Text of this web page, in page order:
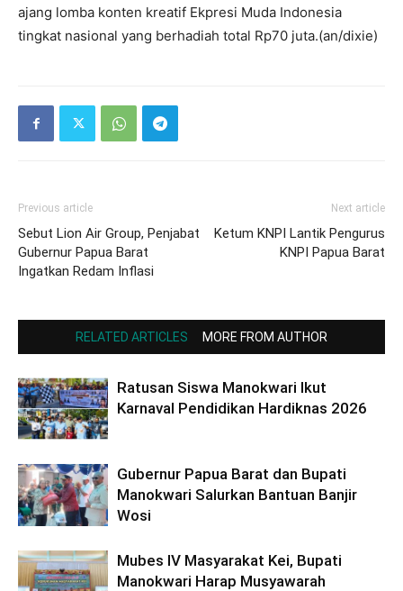
ajang lomba konten kreatif Ekpresi Muda Indonesia
tingkat nasional yang berhadiah total Rp70 juta.(an/dixie)
Previous article
Sebut Lion Air Group, Penjabat
Gubernur Papua Barat
Ingatkan Redam Inflasi
Next article
Ketum KNPI Lantik Pengurus
KNPI Papua Barat
RELATED ARTICLES MORE FROM AUTHOR
Ratusan Siswa Manokwari Ikut
Karnaval Pendidikan Hardiknas 2026
Gubernur Papua Barat dan Bupati
Manokwari Salurkan Bantuan Banjir
Wosi
Mubes IV Masyarakat Kei, Bupati
Manokwari Harap Musyawarah